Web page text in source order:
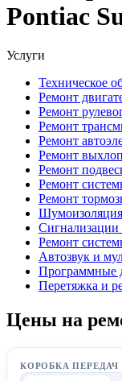
Pontiac
Услуги
Техническое
Ремонт
Ремонт
Ремонт
Ремонт
Ремонт
Ремонт
Ремонт
Ремонт
Ремонт
Автозвук и
Программные
Перетяжка и
Цены на
КОРОБКА ПЕРЕДАЧ